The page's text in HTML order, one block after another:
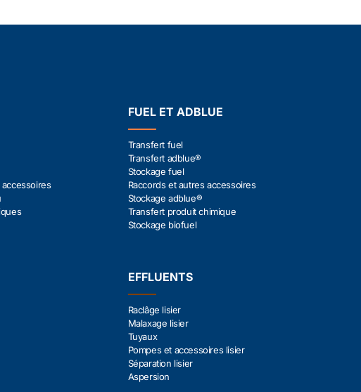
FUEL ET ADBLUE
Transfert fuel
Transfert adblue®
Stockage fuel
Raccords et autres accessoires
Stockage adblue®
Transfert produit chimique
Stockage biofuel
EFFLUENTS
Raclâge lisier
Malaxage lisier
Tuyaux
Pompes et accessoires lisier
Séparation lisier
Aspersion